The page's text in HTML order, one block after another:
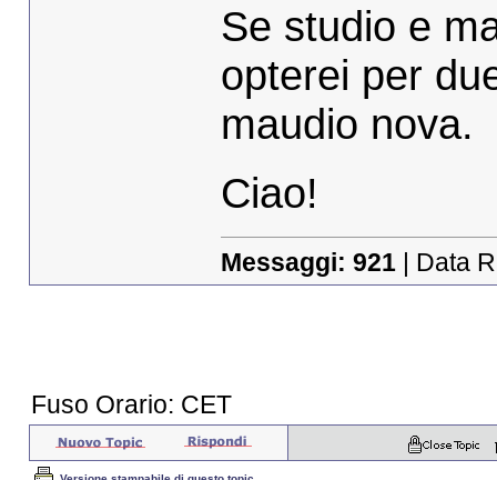
Se studio e
opterei per
maudio nova.
Ciao!
Messaggi: 921| Data
Fuso Orario: CET